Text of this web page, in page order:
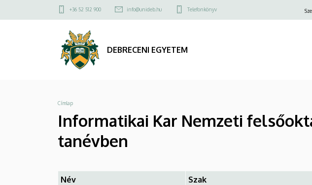
Informatikai
Nemzeti
felsőoktatási
hallgatói
2024/2025.
tanévben
a
Felső
menü
+36 52 512 900 info@unideb.hu Telefonkönyv
DEBRECENI EGYETEM
Morzsa
Címlap
Informatikai Kar Nemzeti
tanévben
Név Szak